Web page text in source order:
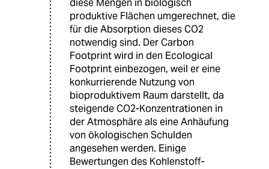
diese Mengen in biologisch
produktive Flächen umgerechnet, die
für die Absorption dieses CO2
notwendig sind. Der Carbon
Footprint wird in den Ecological
Footprint einbezogen, weil er eine
konkurrierende Nutzung von
bioproduktivem Raum darstellt, da
steigende CO2-Konzentrationen in
der Atmosphäre als eine Anhäufung
von ökologischen Schulden
angesehen werden. Einige
Bewertungen des Kohlenstoff-